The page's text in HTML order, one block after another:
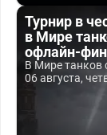
Турнир в
в Мире
офлайн-
В Мире танков
06 августа,